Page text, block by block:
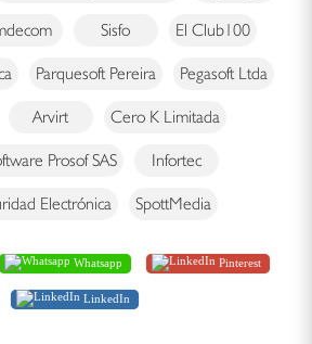
Sisfo El Club100
Parquesoft Pereira Pegasoft Ltda
Arvirt Cero K Limitada
Prosof SAS Infortec
Electrónica SpottMedia
Whatsapp Pinterest
LinkedIn